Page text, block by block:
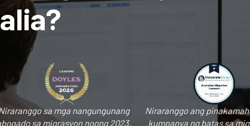
sa mga nangungunang
sa migrasyon noong 2023,
Niraranggo ang
kumpanya ng batas sa